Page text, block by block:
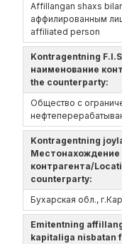
Affillangan shaxs
аффилированным
affiliated person
Kontragentning
наименование
the counterparty:
Общество с
Kontragentning
Местонахождение
контрагента/
counterparty:
Бухарская обл.,
Emitentning
kapitaliga nisbatan